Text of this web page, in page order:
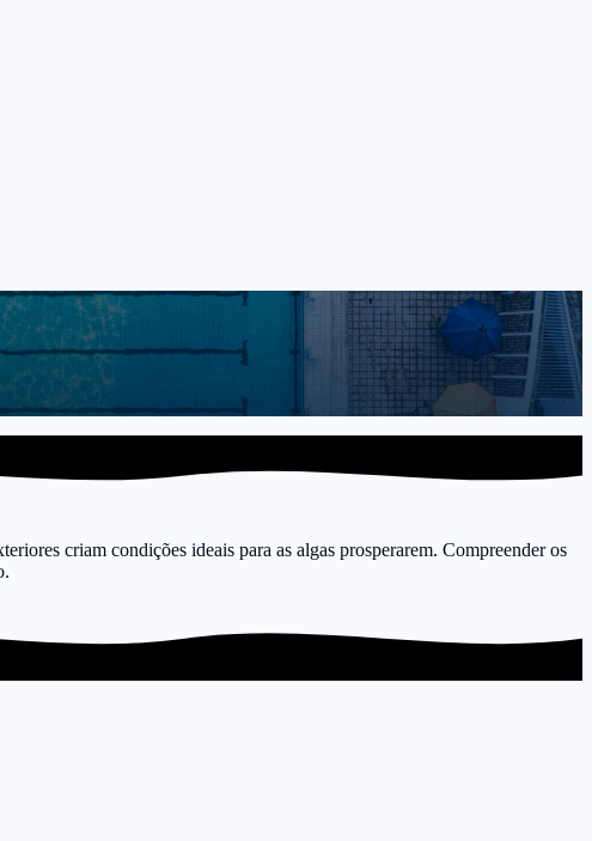
criam condições ideais para as algas prosperarem. Compreender os